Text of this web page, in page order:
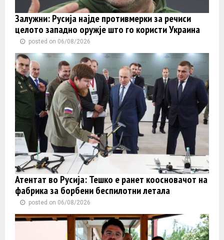
Залужни: Русија најде противмерки за речиси
целото западно оружје што го користи Украина
posted on 06/08/2026
Атентат во Русија: Тешко е ранет коосновачот на
фабрика за борбени беспилотни летала
posted on 06/08/2026